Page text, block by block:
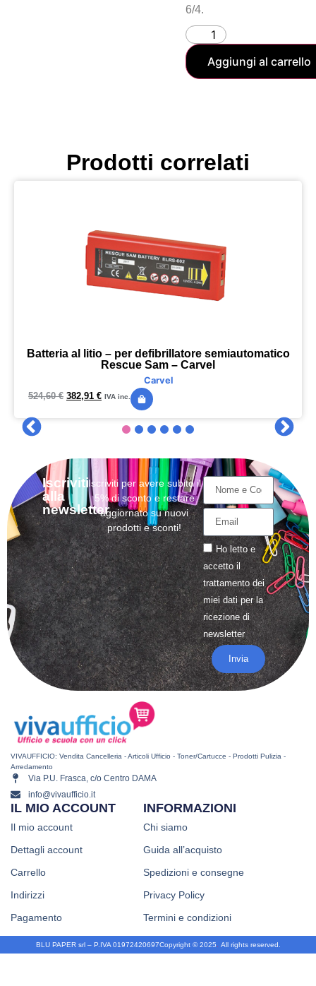
6/4.
Aggiungi al carrello
Prodotti correlati
Batteria al litio – per defibrillatore semiautomatico
Rescue Sam – Carvel
Carvel
524,60€ 382,91 € IVA inc.
Iscriviti
alla
newsletter
Iscriviti per avere subito il
5% di sconto e restare
aggiornato su nuovi
prodotti e sconti!
Ho letto e
accetto il
trattamentodei
miei dati per la
ricezione di
newsletter
Invia
VIVAUFFICIO: Vendita Cancelleria - Articoli Ufficio - Toner/Cartucce - Prodotti Pulizia -
Arredamento
Via P.U. Frasca, c/o Centro DAMA
info@vivaufficio.it
INFORMAZIONI
Chi siamo
Guida all’acquisto
Spedizioni e consegne
Privacy Policy
Termini e condizioni
IL MIO ACCOUNT
Il mio account
Dettagli account
Carrello
Indirizzi
Pagamento
Copyright © 2025. All rights reserved.
BLU PAPER srl – P.IVA 01972420697